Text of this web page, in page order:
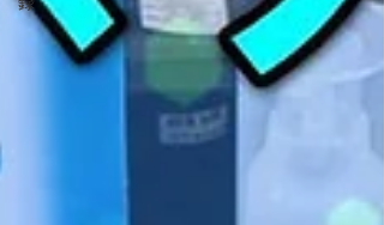
録